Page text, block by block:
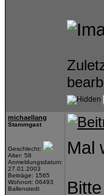
michaellang
Stammgast
Geschlecht:
Alter: 58
Anmeldungsdatum:
27.01.2003
Beiträge: 1565
Wohnort: 06493
Ballenstedt
Mal